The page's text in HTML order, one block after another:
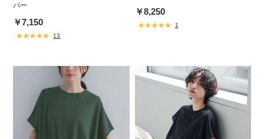
バー
￥7,150
13
￥8,250
1